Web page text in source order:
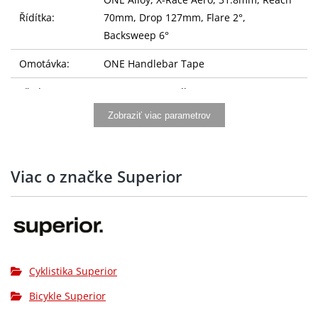
Řídítka:
70mm, Drop 127mm, Flare 2°,
Backsweep 6°
Omotávka: ONE Handlebar Tape
Představec: ONE Race ICR, Alloy, 31,8mm, -7°
ONE Aero Carbon
Řazení: SHIMANO GRX RX610, 12-speed
Přehazovačka:
brake
Brzdové páky: SHIMANO GRX RX610
Zobraziť viac parametrov
Viac o značke Superior
Cyklistika Superior
Bicykle Superior